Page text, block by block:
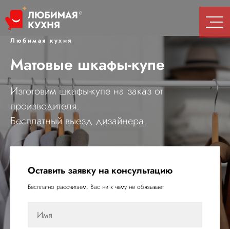
Любимая кухня
Матовые шкафы-купе
Изготовим шкафы-купе на заказ от
производителя.
Бесплатный выезд дизайнера.
Оставить заявку на консультацию
Бесплатно рассчитаем, Вас ни к чему не обязывает